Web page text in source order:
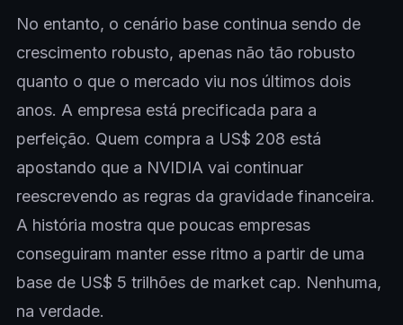
No entanto, o cenário base continua sendo de
crescimento robusto, apenas não tão robusto
quanto o que o mercado viu nos últimos dois
anos. A empresa está precificada para a
perfeição. Quem compra a US$ 208 está
apostando que a NVIDIA vai continuar
reescrevendo as regras da gravidade financeira.
A história mostra que poucas empresas
conseguiram manter esse ritmo a partir de uma
base de US$ 5 trilhões de market cap. Nenhuma,
na verdade.